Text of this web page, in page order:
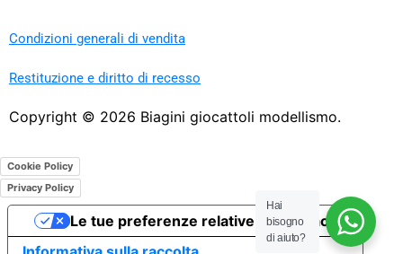
Condizioni generali di vendita
Restituzione e diritto di recesso
Copyright © 2026 Biagini giocattoli modellismo.
Cookie Policy
Privacy Policy
Hai
bisogno
di aiuto?
Le tue preferenze relative alla privacy